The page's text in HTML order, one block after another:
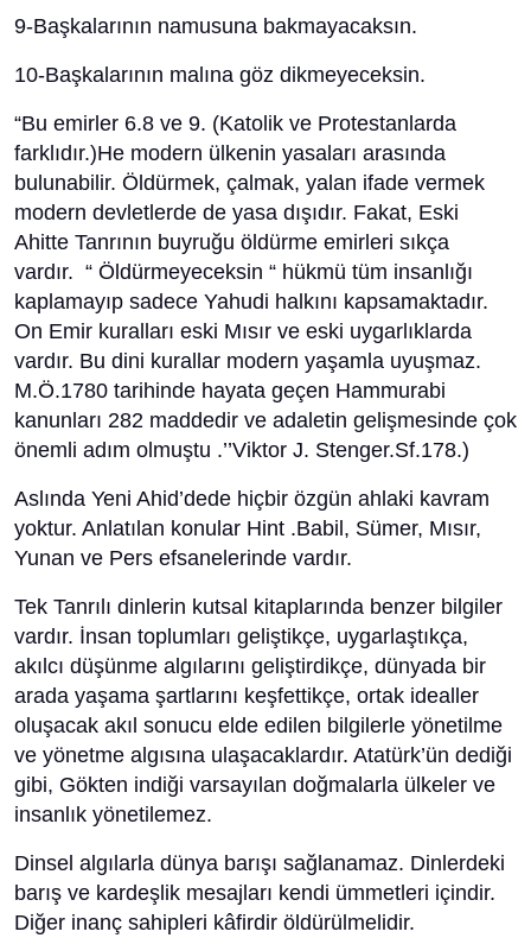
9-Başkalarının namusuna bakmayacaksın.
10-Başkalarının malına göz dikmeyeceksin.
“Bu emirler 6.8 ve 9. (Katolik ve Protestanlarda
farklıdır.)He modern ülkenin yasaları arasında
bulunabilir. Öldürmek, çalmak, yalan ifade vermek
modern devletlerde de yasa dışıdır. Fakat, Eski
Ahitte Tanrının buyruğu öldürme emirleri sıkça
vardır. “ Öldürmeyeceksin “ hükmü tüm insanlığı
kaplamayıp sadece Yahudi halkını kapsamaktadır.
On Emir kuralları eski Mısır ve eski uygarlıklarda
vardır. Bu dini kurallar modern yaşamla uyuşmaz.
M.Ö.1780 tarihinde hayata geçen Hammurabi
kanunları 282 maddedir ve adaletin gelişmesinde çok
önemli adım olmuştu .’’Viktor J. Stenger.Sf.178.)
Aslında Yeni Ahid’dede hiçbir özgün ahlaki kavram
yoktur. Anlatılan konular Hint .Babil, Sümer, Mısır,
Yunan ve Pers efsanelerinde vardır.
Tek Tanrılı dinlerin kutsal kitaplarında benzer bilgiler
vardır. İnsan toplumları geliştikçe, uygarlaştıkça,
akılcı düşünme algılarını geliştirdikçe, dünyada bir
arada yaşama şartlarını keşfettikçe, ortak idealler
oluşacak akıl sonucu elde edilen bilgilerle yönetilme
ve yönetme algısına ulaşacaklardır. Atatürk’ün dediği
gibi, Gökten indiği varsayılan doğmalarla ülkeler ve
insanlık yönetilemez.
Dinsel algılarla dünya barışı sağlanamaz. Dinlerdeki
barış ve kardeşlik mesajları kendi ümmetleri içindir.
Diğer inanç sahipleri kâfirdir öldürülmelidir.